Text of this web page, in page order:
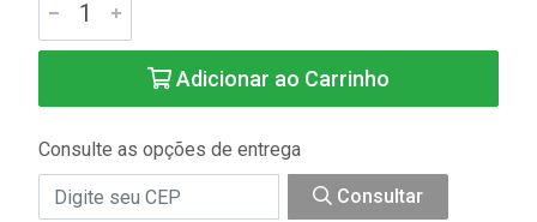
Adicionar ao Carrinho
Consulte as opções de entrega
Consultar